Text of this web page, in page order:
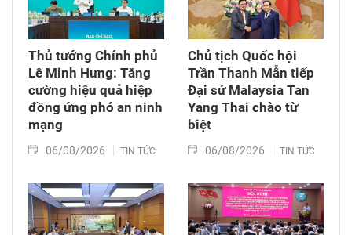
Thủ tướng Chính phủ
Lê Minh Hưng: Tăng
cường hiệu quả hiệp
đồng ứng phó an ninh
mạng
06/08/2026 TIN TỨC
Chủ tịch Quốc hội
Trần Thanh Mẫn tiếp
Đại sứ Malaysia Tan
Yang Thai chào từ
biệt
06/08/2026 TIN TỨC